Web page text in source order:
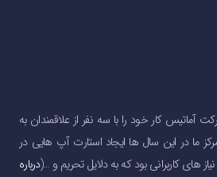
که شرکت آماتیس کار خود را با سه نفر از علاقمندان به
ما در این سال ها ایجاد استارت آپ هایی در
های کاربرانی بود که به دلایل تحریم و …(درباره